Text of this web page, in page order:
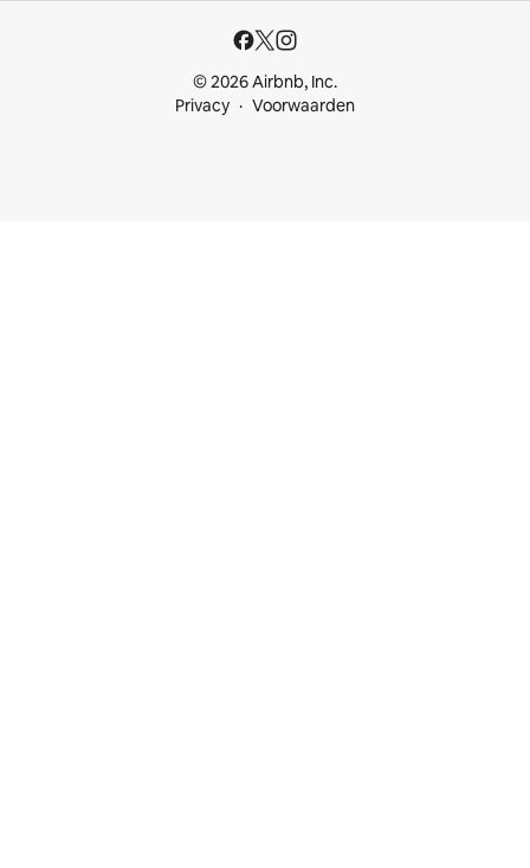
© 2026 Airbnb, Inc.
Privacy
Voorwaarden